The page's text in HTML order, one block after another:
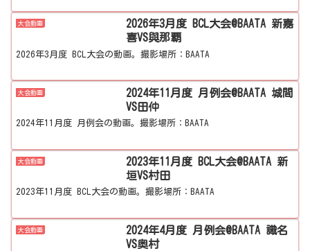
大会動画
2026年3月度 BCL大会@BAATA 新嘉
喜VS與那覇
2026年3月度 BCL大会の動画。撮影場所：BAATA
大会動画
2024年11月度 月例会@BAATA 城間
VS田仲
2024年11月度 月例会の動画。撮影場所：BAATA
大会動画
2023年11月度 BCL大会@BAATA 新
垣VS村田
2023年11月度 BCL大会の動画。撮影場所：BAATA
大会動画
2024年4月度 月例会@BAATA 識名
VS奥村